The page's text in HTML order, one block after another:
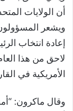
أن الولايات
ويشعر
إعادة انتخاب
لاحق من هذا
الأمريكية في
وقال ماكرون: